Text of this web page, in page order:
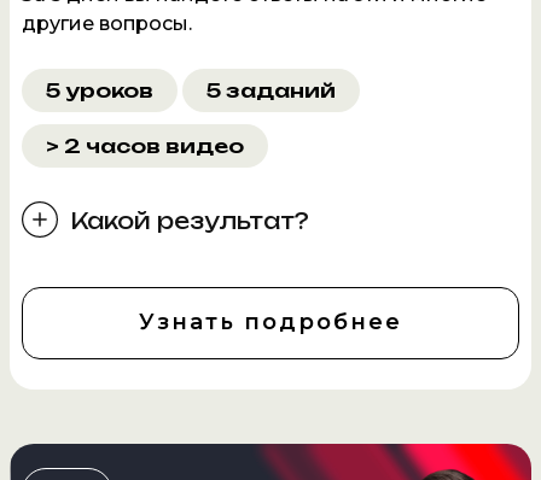
другие вопросы.
5 уроков 5 заданий
> 2 часов видео
Какой результат?
Узнать подробнее